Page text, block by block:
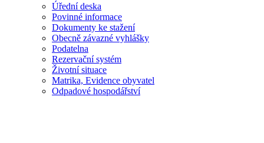
Úřední deska
Povinné informace
Dokumenty ke stažení
Obecně závazné vyhlášky
Podatelna
Rezervační systém
Životní situace
Matrika, Evidence obyvatel
Odpadové hospodářství